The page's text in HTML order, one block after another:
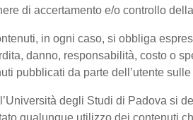
di accertamento e/o controllo
in ogni caso, si obbliga
danno, responsabilità, costo o
pubblicati da parte dell’utente
degli Studi di Padova
qualunque utilizzo dei contenuti